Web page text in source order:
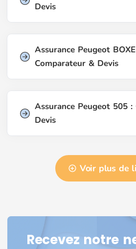
Devis
Assurance Peugeot
Comparateur & Devis
Assurance Peugeot 505
Devis
Voir plus de
Recevez notre